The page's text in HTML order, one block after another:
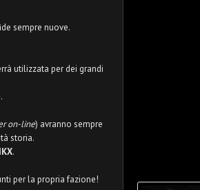
sempre nuove.
utilizzata per dei grandi
on-line) avranno sempre
storia.
.
per la propria fazione!